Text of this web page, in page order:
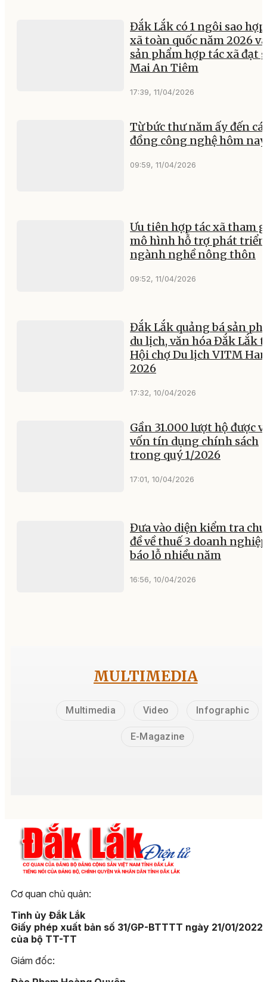
Đắk Lắk có 1 ngôi sao
xã toàn quốc năm 2026
sản phẩm hợp tác xã đạt
Mai An Tiêm
17:39, 11/04/2026
Từ bức thư năm ấy đến
đồng công nghệ hôm nay
09:59, 11/04/2026
Ưu tiên hợp tác xã tham
mô hình hỗ trợ phát triển
ngành nghề nông thôn
09:52, 11/04/2026
Đắk Lắk quảng bá sản
du lịch, văn hóa Đắk Lắk
Hội chợ Du lịch VITM
2026
17:32, 10/04/2026
Gần 31.000 lượt hộ được
vốn tín dụng chính sách
trong quý 1/2026
17:01, 10/04/2026
Đưa vào diện kiểm tra
đề về thuế 3 doanh nghiệp
báo lỗ nhiều năm
16:56, 10/04/2026
MULTIMEDIA
Multimedia Video Infographic
E-Magazine
Cơ quan chủ quản:
Tỉnh ủy Đắk Lắk
Giấy phép xuất bản số 31/GP-BTTTT ngày 21/01/2022
của bộ TT-TT
Giám đốc: